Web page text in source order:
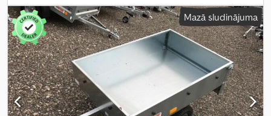
tilpums:1,2 m³, krāsa:cits, būvniecības augstums:790 mm, darba
platums:1 710 mm, Mazā sludinājuma